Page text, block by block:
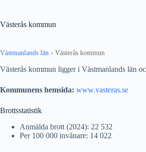
Västerås kommun
Västmanlands län › Västerås kommun
Västerås kommun ligger i Västmanlands län
Kommunens hemsida: www.vasteras.se
Brottsstatistik
Anmälda brott (2024): 22 532
Per 100 000 invånare: 14 022